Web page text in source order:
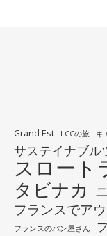
Grand Est LCCの旅 キ
サステイナブル
スロート
タビナカ
フランスでア
フランスのパン屋さん